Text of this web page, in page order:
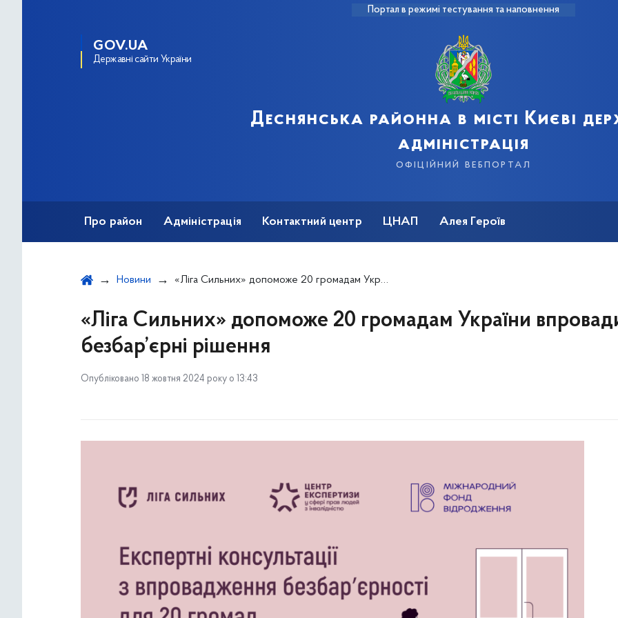
Портал в режимі тестування та наповнення
GOV.UA
Державні сайти України
Деснянська районна в місті Києві
адміністрація
офіційний вебпортал
Про район Адміністрація Контактний центр ЦНАП Алея Героїв
Новини «Ліга Сильних» допоможе 20 громадам України впровадити безбар’єрні рішення
«Ліга Сильних» допоможе 20 громадам України
безбар’єрні рішення
Опубліковано 18 жовтня 2024 року о 13:43